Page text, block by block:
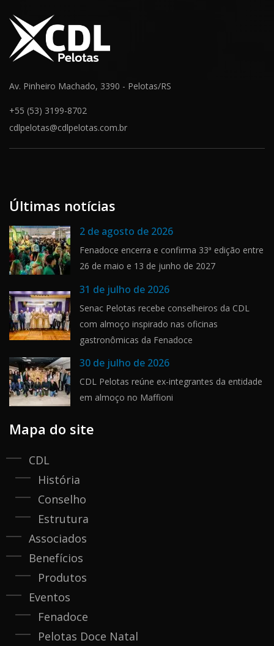
Av. Pinheiro Machado, 3390 - Pelotas/RS
+55 (53) 3199-8702
cdlpelotas@cdlpelotas.com.br
Últimas notícias
2 de agosto de 2026
Fenadoce encerra e confirma 33ª edição entre
26 de maio e 13 de junho de 2027
31 de julho de 2026
Senac Pelotas recebe conselheiros da CDL
com almoço inspirado nas oficinas
gastronômicas da Fenadoce
30 de julho de 2026
CDL Pelotas reúne ex-integrantes da entidade
em almoço no Maffioni
Mapa do site
CDL
História
Conselho
Estrutura
Associados
Benefícios
Produtos
Eventos
Fenadoce
Pelotas Doce Natal